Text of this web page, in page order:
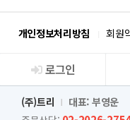
개인정보처리방침 회원
로그인
(주)트리
대표: 부영운